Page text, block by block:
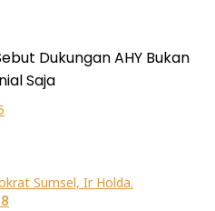
Dukungan AHY Bukan
Saja